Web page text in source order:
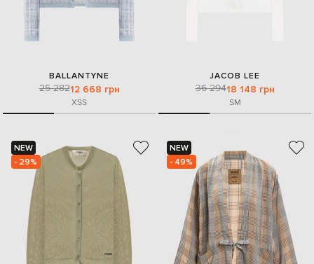
BALLANTYNE
25 28212 668 грн
XSS
JACOB LEE
36 29418 148 грн
SM
NEW
- 29%
NEW
- 49%